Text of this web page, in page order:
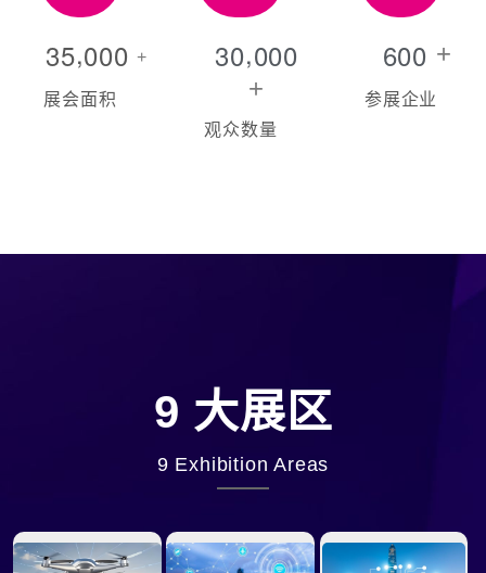
35,000 +
展会面积
30,000
+
观众数量
600 +
参展企业
9 大展区
9 Exhibition Areas